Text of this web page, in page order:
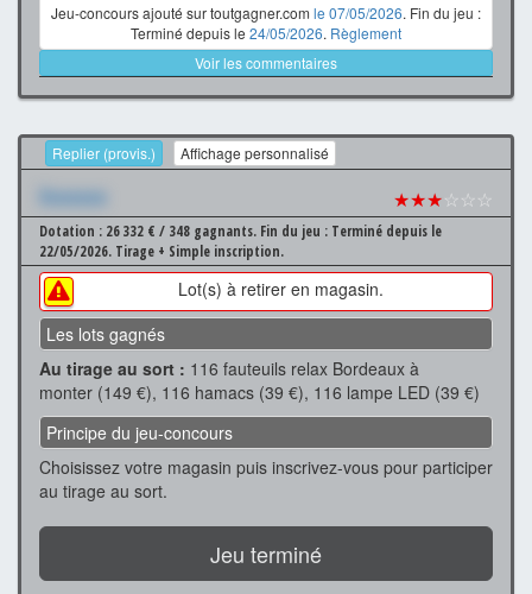
Jeu-concours ajouté sur toutgagner.com le 07/05/2026. Fin du jeu :
Terminé depuis le 24/05/2026. Règlement
Voir les commentaires
Replier (provis.) Affichage personnalisé
Xxxxxxx ★★★☆☆☆
Dotation : 26 332 € / 348 gagnants. Fin du jeu : Terminé depuis le
22/05/2026. Tirage + Simple inscription.
Lot(s) à retirer en magasin.
Les lots gagnés
Au tirage au sort : 116 fauteuils relax Bordeaux à
monter (149 €), 116 hamacs (39 €), 116 lampe LED (39 €)
Principe du jeu-concours
Choisissez votre magasin puis inscrivez-vous pour participer
au tirage au sort.
Jeu terminé